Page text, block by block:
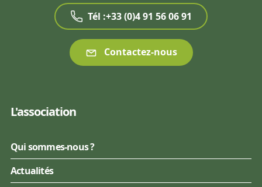
Tél :+33 (0)4 91 56 06 91
Contactez-nous
L'association
Qui sommes-nous ?
Actualités